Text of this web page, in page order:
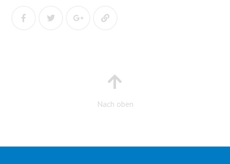
Nach oben